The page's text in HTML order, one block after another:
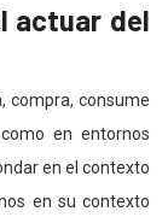
actuar del
compra, consume
en entornos
en el contexto
en su contexto